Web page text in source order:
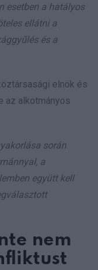
esetben a hatályos
ellátni a
és a
elnök és
az alkotmányos
során
a
együtt kell
nem